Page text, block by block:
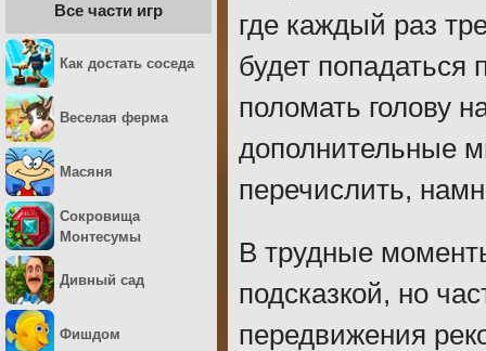
где каждый раз
будет
поломать голову
дополнительные
перечислить,
В трудные
подсказкой, но
передвижения
Все части игр
Как достать соседа
Веселая ферма
Масяня
Сокровища
Монтесумы
Дивный сад
Фишдом